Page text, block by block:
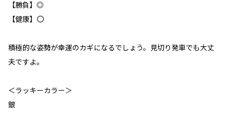
【勝負】◎
【健康】〇
積極的な姿勢が幸運のカギになるでしょう。見切り発車でも大丈
夫ですよ。
＜ラッキーカラー＞
銀